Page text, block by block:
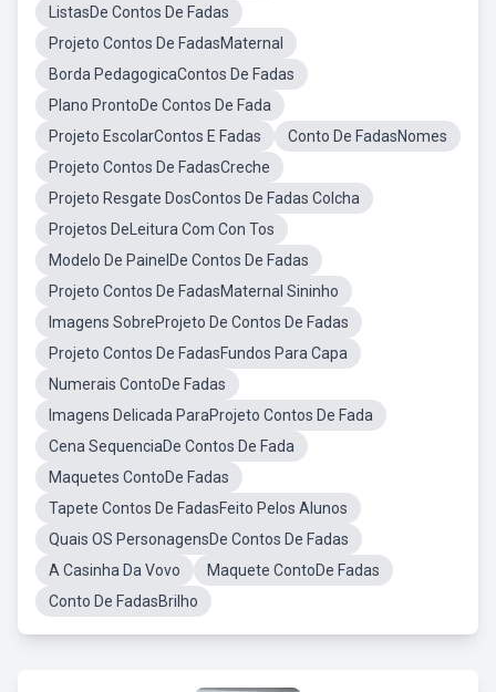
ListasDe Contos De Fadas
Projeto Contos De FadasMaternal
Borda PedagogicaContos De Fadas
Plano ProntoDe Contos De Fada
Projeto EscolarContos E Fadas
Conto De FadasNomes
Projeto Contos De FadasCreche
Projeto Resgate DosContos De Fadas Colcha
Projetos DeLeitura Com Con Tos
Modelo De PainelDe Contos De Fadas
Projeto Contos De FadasMaternal Sininho
Imagens SobreProjeto De Contos De Fadas
Projeto Contos De FadasFundos Para Capa
Numerais ContoDe Fadas
Imagens Delicada ParaProjeto Contos De Fada
Cena SequenciaDe Contos De Fada
Maquetes ContoDe Fadas
Tapete Contos De FadasFeito Pelos Alunos
Quais OS PersonagensDe Contos De Fadas
A Casinha Da Vovo
Maquete ContoDe Fadas
Conto De FadasBrilho